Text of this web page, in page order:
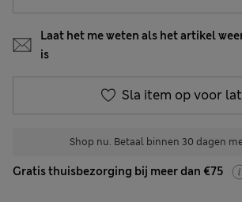
Laat het me weten als het artikel
is
Sla item op voor
Shop nu. Betaal binnen 30 dagen
Gratis thuisbezorging bij meer dan €75